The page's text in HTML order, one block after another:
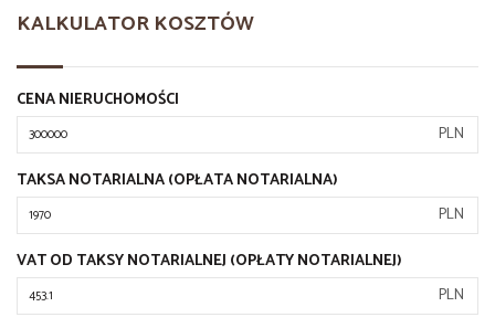
KALKULATOR KOSZTÓW
CENA NIERUCHOMOŚCI
PLN
TAKSA NOTARIALNA (OPŁATA NOTARIALNA)
PLN
VAT OD TAKSY NOTARIALNEJ (OPŁATY NOTARIALNEJ)
PLN